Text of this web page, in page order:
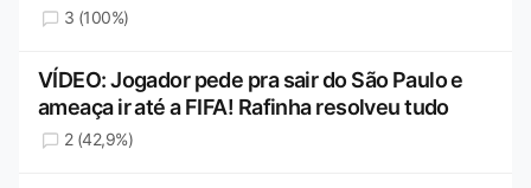
3 (100%)
VÍDEO: Jogador pede pra sair do São Paulo e
ameaça ir até a FIFA! Rafinha resolveu tudo
2 (42,9%)